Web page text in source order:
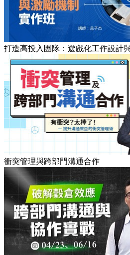
打造高投入團隊：遊戲化工作設計
衝突管理與跨部門溝通合作